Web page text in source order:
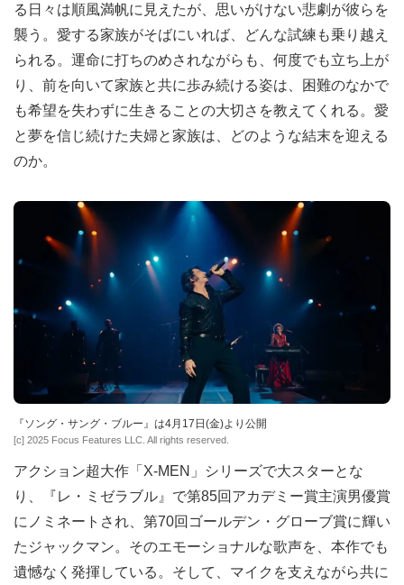
る日々は順風満帆に見えたが、思いがけない悲劇が彼らを
襲う。愛する家族がそばにいれば、どんな試練も乗り越え
られる。運命に打ちのめされながらも、何度でも立ち上が
り、前を向いて家族と共に歩み続ける姿は、困難のなかで
も希望を失わずに生きることの大切さを教えてくれる。愛
と夢を信じ続けた夫婦と家族は、どのような結末を迎える
のか。
『ソング・サング・ブルー』は4月17日(金)より公開
[c] 2025 Focus Features LLC. All rights reserved.
アクション超大作「X-MEN」シリーズで大スターとな
り、『レ・ミゼラブル』で第85回アカデミー賞主演男優賞
にノミネートされ、第70回ゴールデン・グローブ賞に輝い
たジャックマン。そのエモーショナルな歌声を、本作でも
遺憾なく発揮している。そして、マイクを支えながら共に